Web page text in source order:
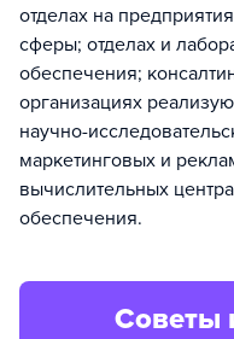
отделах на
сферы; отделах и
обеспечения;
организациях
научно-
маркетинговых и
вычислительных
обеспечения.
Советы